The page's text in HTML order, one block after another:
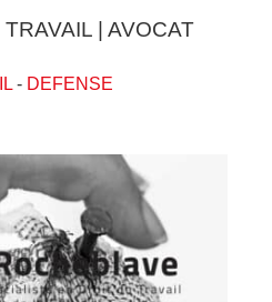
| AVOCAT
- DEFENSE